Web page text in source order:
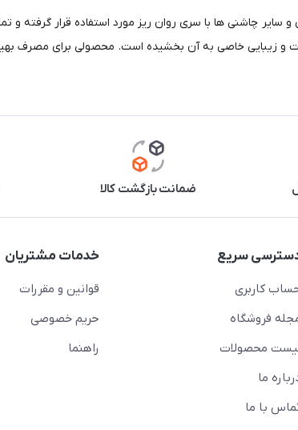
زیبایی خاصی به آن بخشیده است. محصولی برای مصرف
ضمانت بازگشت کالا
سریع
کاربری
فروشگاه
محصولات
ما
با ما
خدمات مشتریان
قوانین و مقررات
حریم خصوصی
راهنما